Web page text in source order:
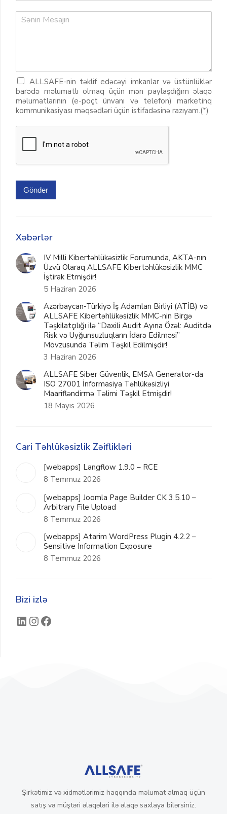
ALLSAFE-nin təklif edəcəyi imkanlar və üstünlüklər
barədə məlumatlı olmaq üçün mən paylaşdığım əlaqə
məlumatlarının (e-poçt ünvanı və telefon) marketinq
kommunikasiyası məqsədləri üçün istifadəsinə razıyam.(*)
Gönder
Xəbərlər
IV Milli Kibertəhlükəsizlik Forumunda, AKTA-nın
Üzvü Olaraq ALLSAFE Kibertəhlükəsizlik MMC
İştirak Etmişdir!
5 Haziran 2026
Azərbaycan-Türkiyə İş Adamları Birliyi (ATİB) və
ALLSAFE Kibertəhlükəsizlik MMC-nin Birgə
Təşkilatçılığı ilə “Daxili Audit Ayına Özəl: Auditdə
Risk və Uyğunsuzluqların İdarə Edilməsi”
Mövzusunda Təlim Təşkil Edilmişdir!
3 Haziran 2026
ALLSAFE Siber Güvenlik, EMSA Generator-da
ISO 27001 İnformasiya Təhlükəsizliyi
Maarifləndirmə Təlimi Təşkil Etmişdir!
18 Mayıs 2026
Cari Təhlükəsizlik Zəiflikləri
[webapps] Langflow 1.9.0 – RCE
8 Temmuz 2026
[webapps] Joomla Page Builder CK 3.5.10 –
Arbitrary File Upload
8 Temmuz 2026
[webapps] Atarim WordPress Plugin 4.2.2 –
Sensitive Information Exposure
8 Temmuz 2026
Bizi izlə
Şirkətimiz və xidmətlərimiz haqqında məlumat almaq üçün
satış və müştəri əlaqələri ilə əlaqə saxlaya bilərsiniz.